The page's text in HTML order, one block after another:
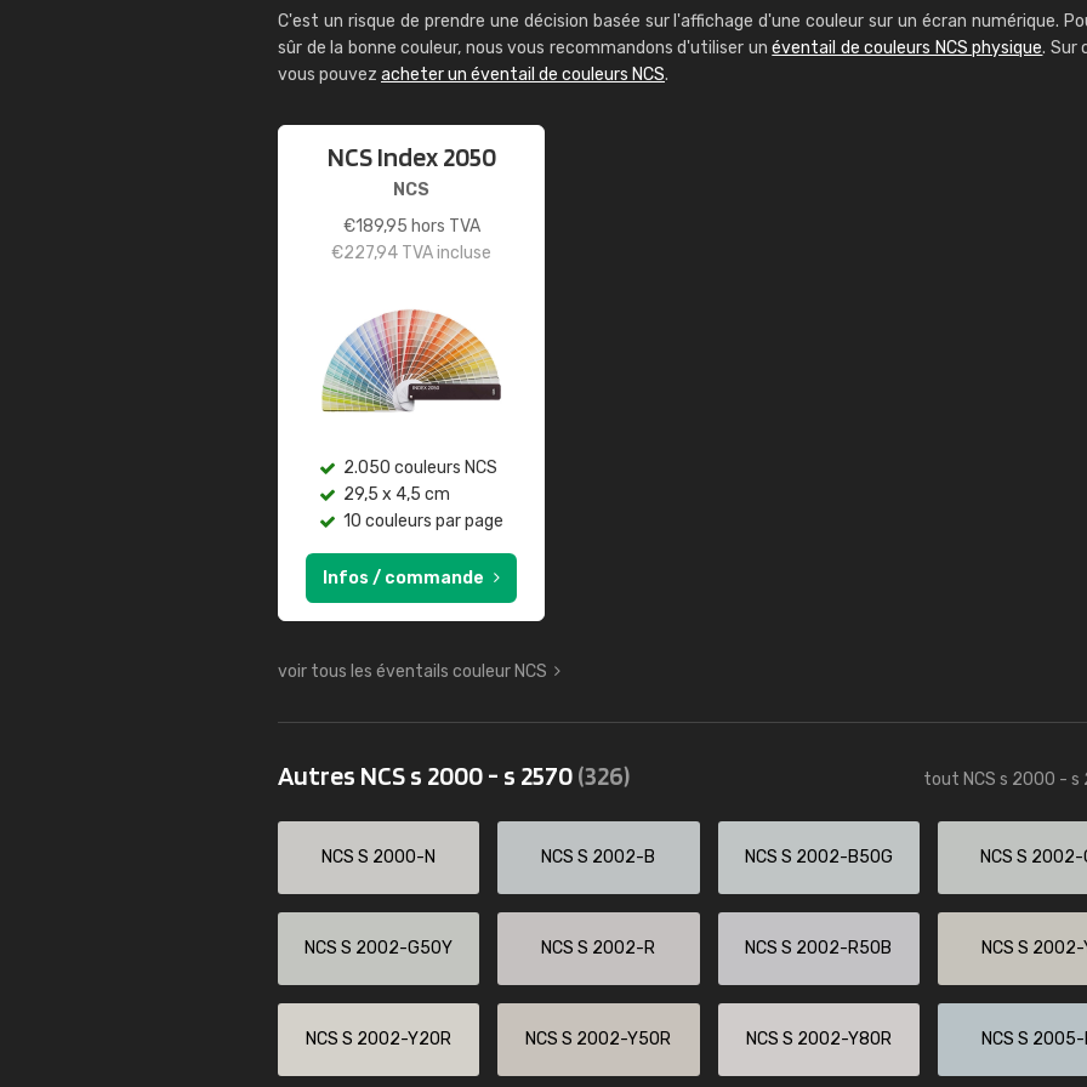
C'est un risque de prendre une décision basée sur l'affichage d'une couleur sur un écran numérique.
sûr de la bonne couleur, nous vous recommandons d'utiliser unéventail de couleurs NCS physique. Sur
vous pouvez acheter un éventail de couleurs NCS.
NCS Index 2050
NCS
€189,95 hors TVA
€227,94 TVA incluse
2.050 couleurs NCS
29,5 x 4,5 cm
10 couleurs par page
Infos / commande
voir tous les éventails couleur NCS
Autres NCS s 2000 - s 2570(326) tout NCS s 2000 - s
NCS S 2000-N NCS S 2002-B NCS S 2002-B50G NCS S 2002-
NCS S 2002-G50Y NCS S 2002-R NCS S 2002-R50B NCS S 2002-
NCS S 2002-Y20R NCS S 2002-Y50R NCS S 2002-Y80R NCS S 2005-